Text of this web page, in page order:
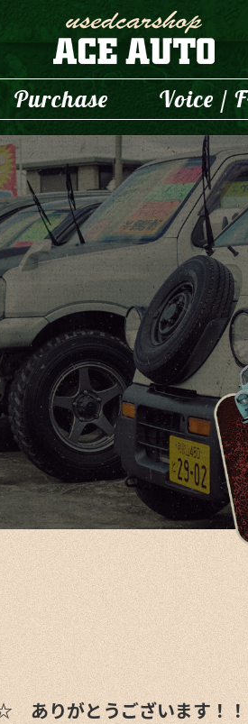
ありがとうございます！！